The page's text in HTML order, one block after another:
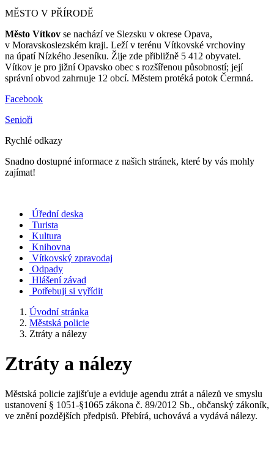
MĚSTO V PŘÍRODĚ
Město Vítkov se nachází ve Slezsku v okrese Opava,
v Moravskoslezském kraji. Leží v terénu Vítkovské vrchoviny
na úpatí Nízkého Jeseníku. Žije zde přibližně 5 412 obyvatel.
Vítkov je pro jižní Opavsko obec s rozšířenou působností; její
správní obvod zahrnuje 12 obcí. Městem protéká potok Čermná.
Facebook
Senioři
Rychlé odkazy
Snadno dostupné informace z našich stránek, které by vás mohly
zajímat!
Úřední deska
Turista
Kultura
Knihovna
Vítkovský zpravodaj
Odpady
Hlášení závad
Potřebuji si vyřídit
Úvodní stránka
Městská policie
Ztráty a nálezy
Ztráty a nálezy
Městská policie zajišťuje a eviduje agendu ztrát a nálezů ve smyslu
ustanovení § 1051-§1065 zákona č. 89/2012 Sb., občanský zákoník,
ve znění pozdějších předpisů. Přebírá, uchovává a vydává nálezy.